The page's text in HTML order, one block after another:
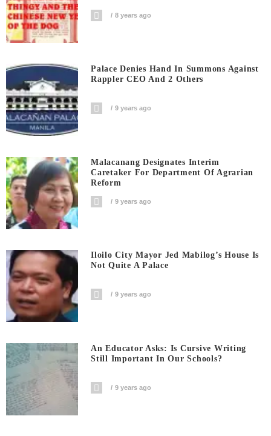
8 years ago
Palace Denies Hand In Summons Against
Rappler CEO And 2 Others
9 years ago
Malacanang Designates Interim
Caretaker For Department Of Agrarian
Reform
9 years ago
Iloilo City Mayor Jed Mabilog’s House Is
Not Quite A Palace
9 years ago
An Educator Asks: Is Cursive Writing
Still Important In Our Schools?
9 years ago